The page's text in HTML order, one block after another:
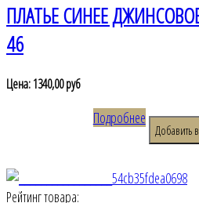
ПЛАТЬЕ СИНЕЕ
46
Цена:1340,00 руб
Подробнее
Рейтинг товара: